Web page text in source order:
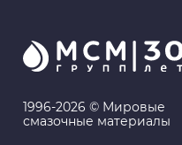
1996-2026 © Мировые
смазочные материалы